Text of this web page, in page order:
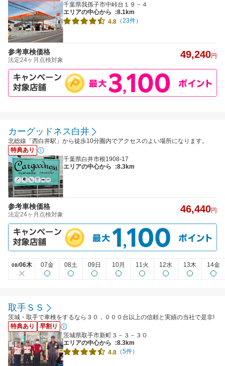
千葉県我孫子市中峠台１９－４
エリアの中心から
:8.1km
4.8 （23件）
参考車検価格
法定24ヶ月点検対象 49,240円
カーグッドネス白井
北総線「西白井駅」から徒歩10分圏内でアクセスのよい場所になります。
特典あり
千葉県白井市根1908-17
エリアの中心から
:8.3km
参考車検価格
法定24ヶ月点検対象 46,440円
08/06木 07金 08土 09日 10月 11火 12水 13木 14金
取手ＳＳ
茨城・取手で車検をするなら３０，０００台以上の信頼と実績の当社で是非!
特典あり
早割り
茨城県取手市新町３－３－３０
エリアの中心から
:8.3km
4.8 （5件）